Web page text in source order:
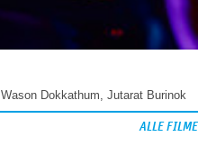
Wason Dokkathum, Jutarat Burinok
ALLE FILME